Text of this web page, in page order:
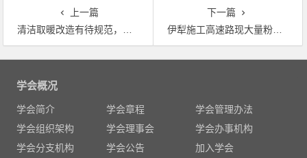
上一篇
清洁取暖改造有待规范，部分地区政策研究不透彻
下一篇
伊犁施工高速路现大量粉红椋鸟育雏，为保幼鸟紧急停工一个月
文
学会概况
学会简介 学会章程
学会管理办法
学会组织架构
学会理事会
学会办事机构
学会分支机构
学会公告 加入学会